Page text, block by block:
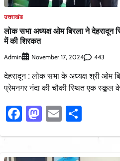
उत्तराखंड
लोक सभा अध्यक्ष ओम बिरला ने देहरादून
में की शिरकत
Admin November 17, 2024 443
देहरादून : लोक सभा के अध्यक्ष श्री ओम
प्रेमनगर नंदा की चौकी स्थित एक स्कूल के
Facebook
Mastodon
Email